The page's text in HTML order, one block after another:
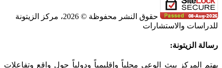
حقوق النشر محفوظة © 2026، مركز الزيتونة
للدراسات والاستشارات
Toggle
Bar
رسالة الزيتونة:
يهتم المركز ببث الوعي محلياً وإقليمياً ودولياً حول واقع وتفاعلات